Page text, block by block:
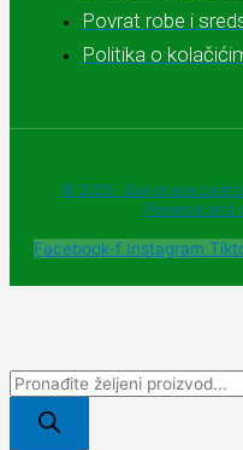
Povrat robe i
Politika o
© 2025 - Sva prava
Powered and
Facebook-f Instagram